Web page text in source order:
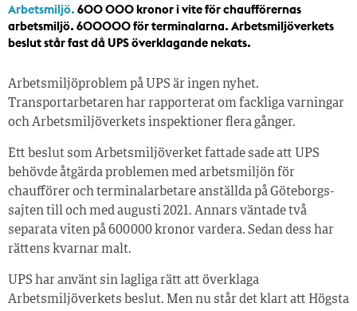
Arbetsmiljö. 600 000 kronor i vite för chaufförernas
arbetsmiljö. 600000 för terminalarna. Arbetsmiljöverkets
beslut står fast då UPS överklagande nekats.
Arbetsmiljöproblem på UPS är ingen nyhet.
Transportarbetaren har rapporterat om fackliga varningar
och Arbetsmiljöverkets inspektioner flera gånger.
Ett beslut som Arbetsmiljöverket fattade sade att UPS
behövde åtgärda problemen med arbetsmiljön för
chaufförer och terminalarbetare anställda på Göteborgs-
sajten till och med augusti 2021. Annars väntade två
separata viten på 600 000 kronor vardera. Sedan dess har
rättens kvarnar malt.
UPS har använt sin lagliga rätt att överklaga
Arbetsmiljöverkets beslut. Men nu står det klart att Högsta